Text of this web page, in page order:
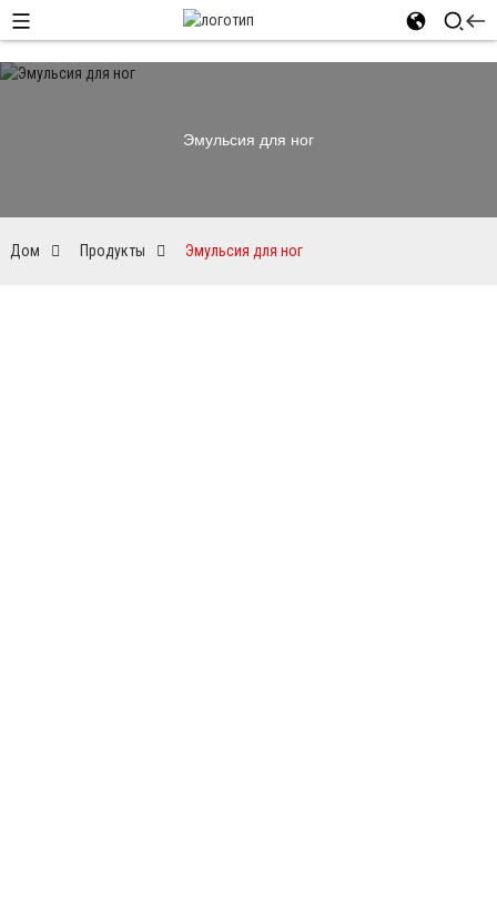
Эмульсия для ног
Дом Продукты Эмульсия для ног